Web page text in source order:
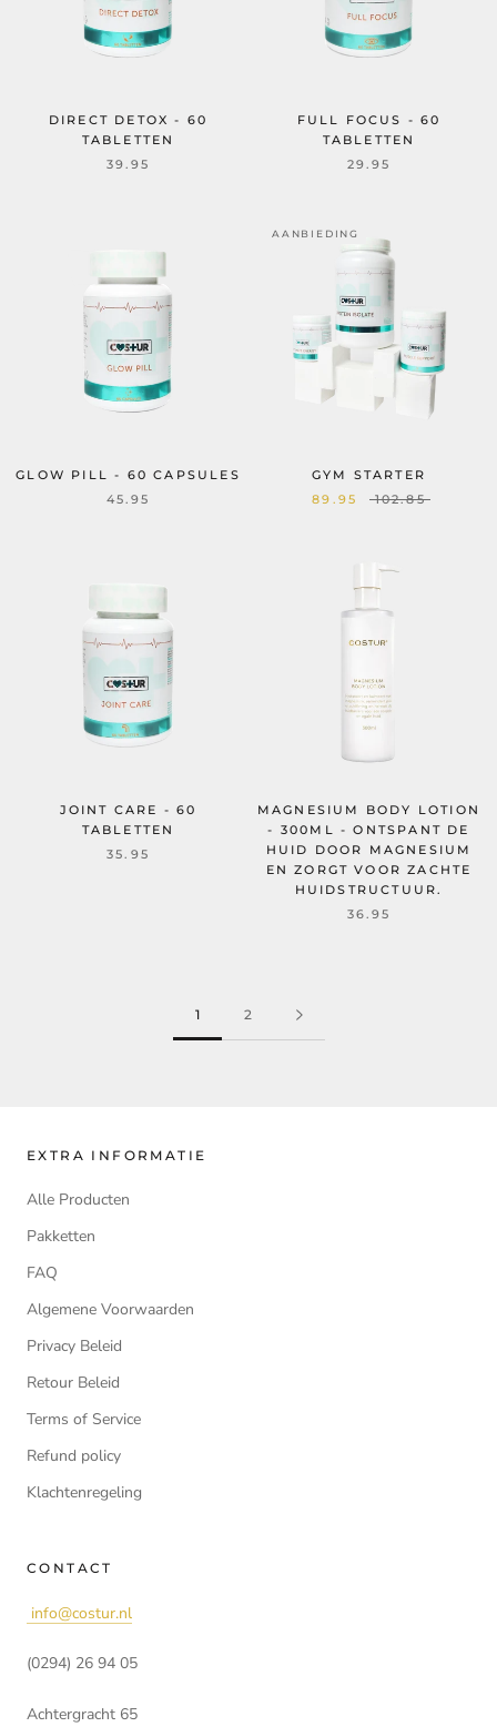
DIRECT DETOX - 60
TABLETTEN
39.95
FULL FOCUS - 60
TABLETTEN
29.95
GLOW PILL - 60 CAPSULES
45.95
AANBIEDING
GYM STARTER
89.95
102.85
JOINT CARE - 60
TABLETTEN
35.95
MAGNESIUM BODY LOTION
- 300ML - ONTSPANT DE
HUID DOOR MAGNESIUM
EN ZORGT VOOR ZACHTE
HUIDSTRUCTUUR.
36.95
1 2
EXTRA INFORMATIE
Alle Producten
Pakketten
FAQ
Algemene Voorwaarden
Privacy Beleid
Retour Beleid
Terms of Service
Refund policy
Klachtenregeling
CONTACT
info@costur.nl
(0294) 26 94 05
Achtergracht 65